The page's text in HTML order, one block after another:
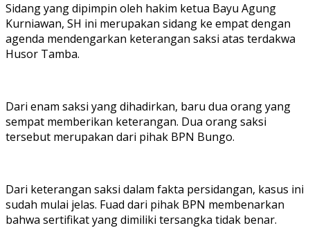
Sidang yang dipimpin oleh hakim ketua Bayu Agung
Kurniawan, SH ini merupakan sidang ke empat dengan
agenda mendengarkan keterangan saksi atas terdakwa
Husor Tamba.
Dari enam saksi yang dihadirkan, baru dua orang yang
sempat memberikan keterangan. Dua orang saksi
tersebut merupakan dari pihak BPN Bungo.
Dari keterangan saksi dalam fakta persidangan, kasus ini
sudah mulai jelas. Fuad dari pihak BPN membenarkan
bahwa sertifikat yang dimiliki tersangka tidak benar.